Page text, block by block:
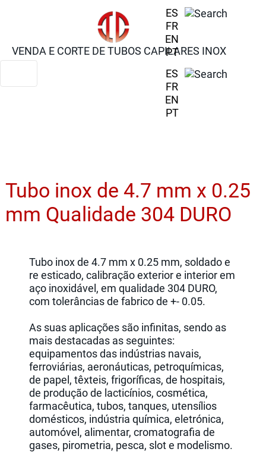
ES
FR
EN
PT
VENDA E CORTE DE TUBOS CAPILARES INOX
ES
FR
EN
PT
Tubo inox de 4.7 mm x 0.25
mm Qualidade 304 DURO
Tubo inox de 4.7 mm x 0.25 mm, soldado e
re esticado, calibração exterior e interior em
aço inoxidável, em qualidade 304 DURO,
com tolerâncias de fabrico de +- 0.05.
As suas aplicações são infinitas, sendo as
mais destacadas as seguintes:
equipamentos das indústrias navais,
ferroviárias, aeronáuticas, petroquímicas,
de papel, têxteis, frigoríficas, de hospitais,
de produção de lacticínios, cosmética,
farmacêutica, tubos, tanques, utensílios
domésticos, indústria química, eletrónica,
automóvel, alimentar, cromatografia de
gases, pirometria, pesca, slot e modelismo.